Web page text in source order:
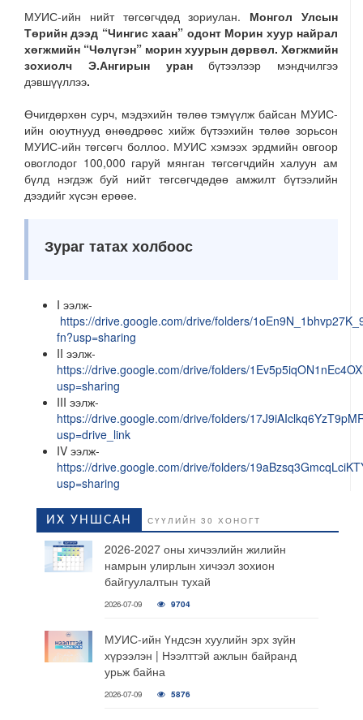
МУИС-ийн нийт төгсөгчдөд зориулан. Монгол Улсын
Төрийн дээд “Чингис хаан” одонт Морин хуур найрал
хөгжмийн “Чөлүгэн” морин хуурын дөрвөл. Хөгжмийн
зохиолч Э.Ангирын уранбүтээлээр мэндчилгээ
дэвшүүллээ.
Өчигдөрхөн сурч, мэдэхийн төлөө тэмүүлж байсан МУИС-
ийн оюутнууд өнөөдрөөс хийж бүтээхийн төлөө зорьсон
МУИС-ийн төгсөгч боллоо. МУИС хэмээх эрдмийн овгоор
овоглодог 100,000 гаруй мянган төгсөгчдийн халуун ам
бүлд нэгдэж буй нийт төгсөгчдөдөө амжилт бүтээлийн
дээдийг хүсэн ерөөе.
Зураг татах холбоос
I ээлж-
https://drive.google.com/drive/folders/
fn?usp=sharing
II ээлж-
https://drive.google.com/drive/folders/
usp=sharing
III ээлж-
https://drive.google.com/drive/folders/
usp=drive_link
IV ээлж-
https://drive.google.com/drive/folders/
usp=sharing
ИХ УНШСАН СҮҮЛИЙН 30 ХОНОГТ
2026-2027 оны хичээлийн жилийн
намрын улирлын хичээл зохион
байгуулалтын тухай
2026-07-09 9704
МУИС-ийн Үндсэн хуулийн эрх зүйн
хүрээлэн | Нээлттэй ажлын байранд
урьж байна
2026-07-09 5876